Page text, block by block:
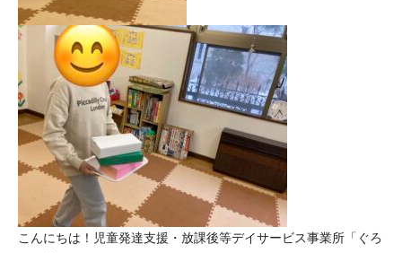
こんにちは！児童発達支援・放課後等デイサービス事業所「ぐろ